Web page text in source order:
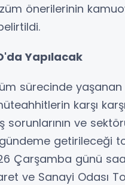
önerilerinin
Yapılacak
sürecinde yaşanan
karşı
sorunlarının ve
getirileceği
Çarşamba günü
ve Sanayi Odası